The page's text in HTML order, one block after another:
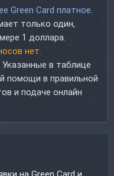
Green Card платное
только один,
1 доллара.
нет.
Указанные в таблице
помощи в правильной
и подаче онлайн